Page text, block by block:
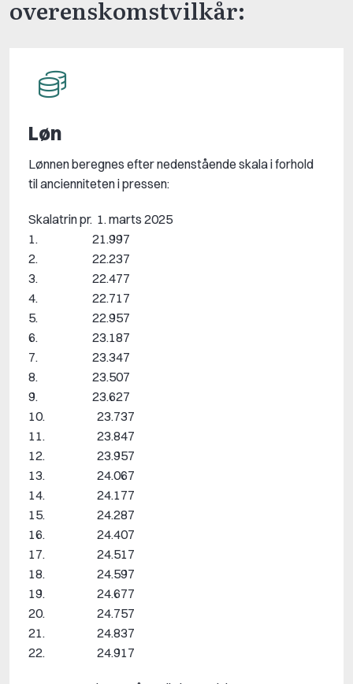
overenskomstvilkår:
Løn
Lønnen beregnes efter nedenstående skala i forhold
til ancienniteten i pressen:
Skalatrin pr. 1. marts 2025
1. 21.997
2. 22.237
3. 22.477
4. 22.717
5. 22.957
6. 23.187
7. 23.347
8. 23.507
9. 23.627
10. 23.737
11. 23.847
12. 23.957
13. 24.067
14. 24.177
15. 24.287
16. 24.407
17. 24.517
18. 24.597
19. 24.677
20. 24.757
21. 24.837
22. 24.917